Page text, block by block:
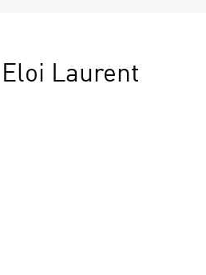
Laurent